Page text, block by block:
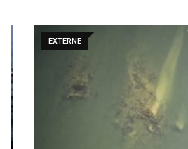
EXTERNE